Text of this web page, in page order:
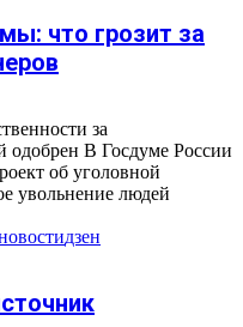
что грозит за
за
одобрен В Госдуме России
об уголовной
увольнение людей
дзен